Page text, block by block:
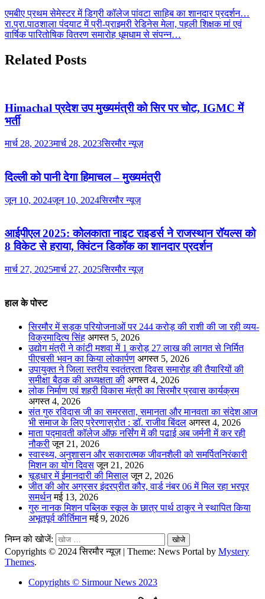
एमबीए प्रथम सेमेस्टर में डिग्री कॉलेज पांवटा साहिब का शानदार प्रदर्शन…
रा.प्रा.पाठशाला पंदयाट में प्री-प्राइमरी रेडिनेस मेला, पहली शिक्षक मां एवं
वार्षिक पारितोषिक वितरण समारोह धूमधाम से संपन्न…
Related Posts
Himachal प्रदेश उप मुख्यमंत्री को सिर पर चोट, IGMC में
भर्ती
मार्च 28, 2023मार्च 28, 2023सिरमौर न्यूज़
दिल्ली को पानी देगा हिमाचल – मुख्यमंत्री
जून 10, 2024जून 10, 2024सिरमौर न्यूज़
आईपीएल 2025: कोलकाता नाइट राइडर्स ने राजस्थान रॉयल्स को
8 विकेट से हराया, क्विंटन डिकॉक का शानदार प्रदर्शन
मार्च 27, 2025मार्च 27, 2025सिरमौर न्यूज़
हाल के पोस्ट
सिरमौर में सड़क परियोजनाओं पर 244 करोड़ की राशी की जा रही व्यय-
विक्रमादित्य सिंह अगस्त 5, 2026
उद्योग मंत्री ने कांटी मशवा में 1 करोड़ 27 लाख की लागत से निर्मित
पीएचसी भवन का किया लोकार्पण अगस्त 5, 2026
उपायुक्त ने जिला स्तरीय स्वतंत्रता दिवस समारोह की तैयारियों की
समीक्षा बैठक की अध्यक्षता की अगस्त 4, 2026
लोक निर्माण एवं शहरी विकास मंत्री का सिरमौर प्रवास कार्यक्रम
अगस्त 4, 2026
संत गुरु रविदास जी का समरसता, समानता और मानवता का संदेश आज
भी समाज के लिए प्रेरणास्रोत : डॉ. राजीव बिंदल अगस्त 4, 2026
माता पद्मावती कॉलेज ऑफ़ नर्सिंग में की पढाई अब जर्मनी में कर रही
नौकरी जून 21, 2026
स्वास्थ्य, अनुशासन और सकारात्मक जीवनशैली को समर्पितनिरंकारी
मिशन का योग दिवस जून 21, 2026
चूड़धार में ईमानदारी की मिसाल जून 2, 2026
जीत की ओर अग्रसर इंदरप्रीत कौर, वार्ड नंबर 06 में मिल रहा भरपूर
समर्थन मई 13, 2026
गुरु नानक मिशन पब्लिक स्कूल के छात्र पार्थ ठाकुर ने स्थापित किया
अभूतपूर्व कीर्तिमान मई 9, 2026
निम्न को खोजें:
Copyrights © 2024 सिरमौर न्यूज़ | Theme: News Portal by Mystery
Themes.
Copyrights © Sirmour News 2023